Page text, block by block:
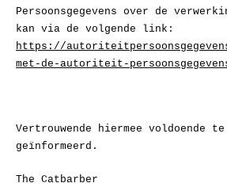
Persoonsgegevens over de
kan via de volgende link:
https://
met-de-autoriteit-
Vertrouwende hiermee voldoende te
geïnformeerd.
The Catbarber